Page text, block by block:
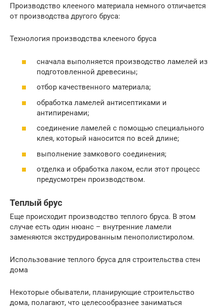
Производство клееного материала немного отличается
от производства другого бруса:
Технология производства клееного бруса
сначала выполняется производство ламелей из
подготовленной древесины;
отбор качественного материала;
обработка ламелей антисептиками и
антипиренами;
соединение ламелей с помощью специального
клея, который наносится по всей длине;
выполнение замкового соединения;
отделка и обработка лаком, если этот процесс
предусмотрен производством.
Теплый брус
Еще происходит производство теплого бруса. В этом
случае есть один нюанс – внутренние ламели
заменяются экструдированным пенополистиролом.
Использование теплого бруса для строительства стен
дома
Некоторые обыватели, планирующие строительство
дома, полагают, что целесообразнее заниматься